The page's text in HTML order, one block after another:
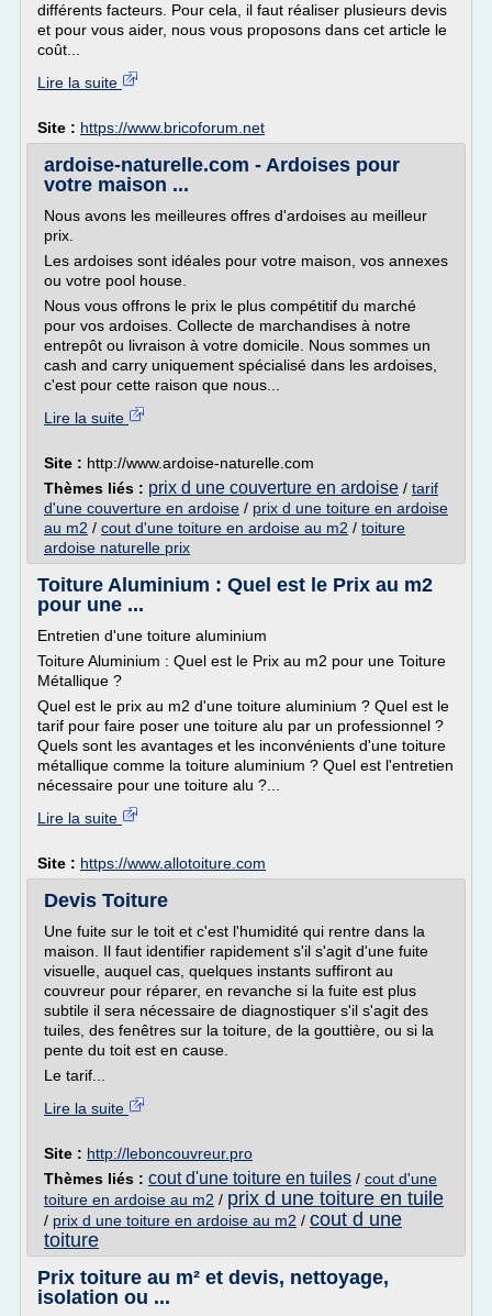
différents facteurs. Pour cela, il faut réaliser plusieurs devis
et pour vous aider, nous vous proposons dans cet article le
coût...
Lire la suite
Site : https://www.bricoforum.net
ardoise-naturelle.com - Ardoises pour
votre maison ...
Nous avons les meilleures offres d'ardoises au meilleur
prix.
Les ardoises sont idéales pour votre maison, vos annexes
ou votre pool house.
Nous vous offrons le prix le plus compétitif du marché
pour vos ardoises. Collecte de marchandises à notre
entrepôt ou livraison à votre domicile. Nous sommes un
cash and carry uniquement spécialisé dans les ardoises,
c'est pour cette raison que nous...
Lire la suite
Site : http://www.ardoise-naturelle.com
Thèmes liés : prix d une couverture en ardoise / tarif
d'une couverture en ardoise / prix d une toiture en ardoise
au m2 / cout d'une toiture en ardoise au m2 / toiture
ardoise naturelle prix
Toiture Aluminium : Quel est le Prix au m2
pour une ...
Entretien d'une toiture aluminium
Toiture Aluminium : Quel est le Prix au m2 pour une Toiture
Métallique ?
Quel est le prix au m2 d'une toiture aluminium ? Quel est le
tarif pour faire poser une toiture alu par un professionnel ?
Quels sont les avantages et les inconvénients d'une toiture
métallique comme la toiture aluminium ? Quel est l'entretien
nécessaire pour une toiture alu ?...
Lire la suite
Site : https://www.allotoiture.com
Devis Toiture
Une fuite sur le toit et c'est l'humidité qui rentre dans la
maison. Il faut identifier rapidement s'il s'agit d'une fuite
visuelle, auquel cas, quelques instants suffiront au
couvreur pour réparer, en revanche si la fuite est plus
subtile il sera nécessaire de diagnostiquer s'il s'agit des
tuiles, des fenêtres sur la toiture, de la gouttière, ou si la
pente du toit est en cause.
Le tarif...
Lire la suite
Site : http://leboncouvreur.pro
Thèmes liés : cout d'une toiture en tuiles / cout d'une
toiture en ardoise au m2 / prix d une toiture en tuile
/ prix d une toiture en ardoise au m2 / cout d une
toiture
Prix toiture au m² et devis, nettoyage,
isolation ou ...